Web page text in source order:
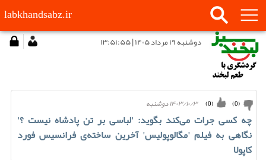
labkhandsabz.ir
دوشنبه ۱۹ مرداد ۱۴۰۵ | ۱۳:۵۱:۵۵
۱۴۰۳/۱۰/۳ دوشنبه (
0
) (
0
)
چه کسی جرات می‌کند بگوید: 'لباسی بر تن پادشاه نیست ؟'
نگاهی به فیلم 'مگالوپولیس' آخرین ساخته‌ی فرانسیس فورد
کاپولا